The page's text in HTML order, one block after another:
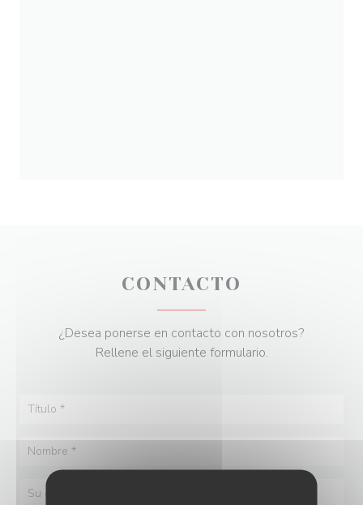
CONTACTO
¿Desea ponerse en contacto con nosotros?
Rellene el siguiente formulario.